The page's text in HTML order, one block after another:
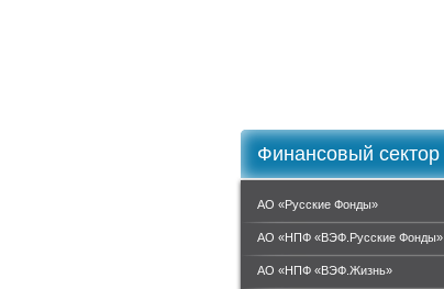
Финансовый сектор
АО «Русские Фонды»
АО «НПФ «ВЭФ.Русские Фонды»
АО «НПФ «ВЭФ.Жизнь»